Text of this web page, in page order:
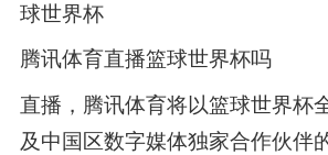
球世界杯
腾讯体育直播篮球世界杯吗
直播，腾讯体育将以篮球世界杯
及中国区数字媒体独家合作伙伴